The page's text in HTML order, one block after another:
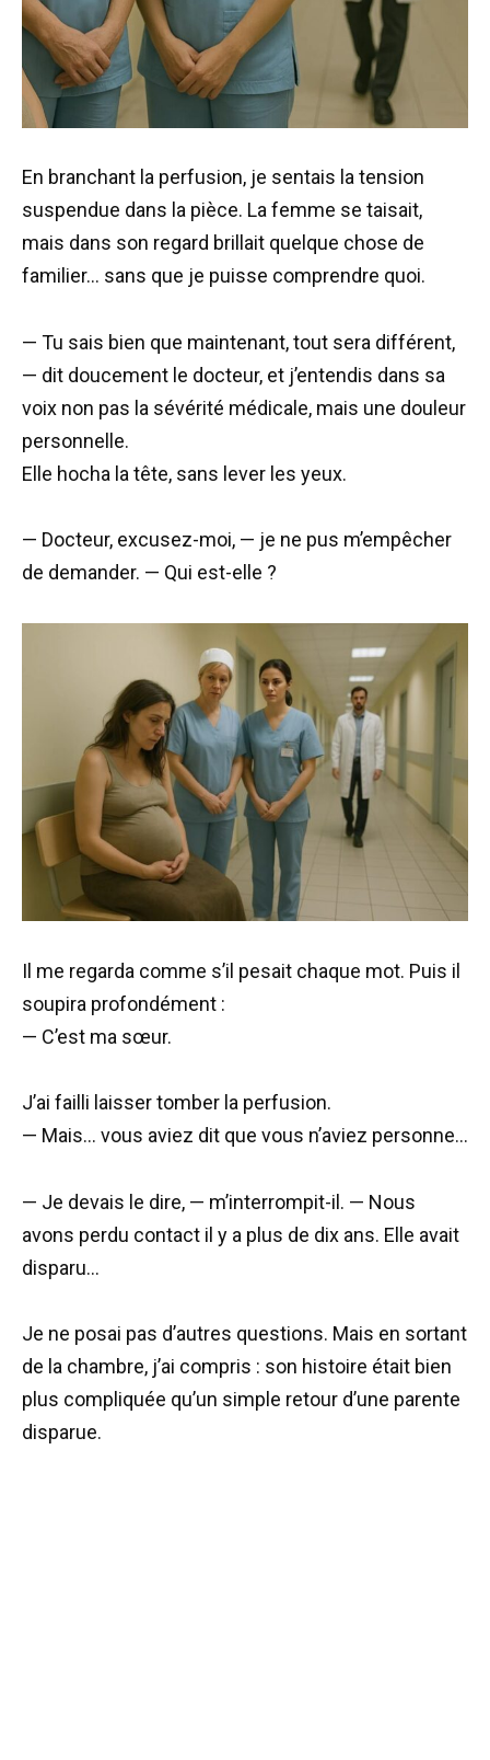
En branchant la perfusion, je sentais la tension
suspendue dans la pièce. La femme se taisait,
mais dans son regard brillait quelque chose de
familier… sans que je puisse comprendre quoi.
— Tu sais bien que maintenant, tout sera différent,
— dit doucement le docteur, et j’entendis dans sa
voix non pas la sévérité médicale, mais une douleur
personnelle.
Elle hocha la tête, sans lever les yeux.
— Docteur, excusez-moi, — je ne pus m’empêcher
de demander. — Qui est-elle ?
Il me regarda comme s’il pesait chaque mot. Puis il
soupira profondément :
— C’est ma sœur.
J’ai failli laisser tomber la perfusion.
— Mais… vous aviez dit que vous n’aviez personne…
— Je devais le dire, — m’interrompit-il. — Nous
avons perdu contact il y a plus de dix ans. Elle avait
disparu…
Je ne posai pas d’autres questions. Mais en sortant
de la chambre, j’ai compris : son histoire était bien
plus compliquée qu’un simple retour d’une parente
disparue.